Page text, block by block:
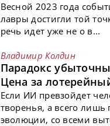
Весной 2023 года
лавры достигли той
речь идет уже не о в...
Владимир Колдин
Парадокс
Цена за
Если ИИ превзойдет
творенья, а всего лишь
эволюции, со всеми